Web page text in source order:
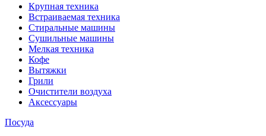
Крупная техника
Встраиваемая техника
Стиральные машины
Сушильные машины
Мелкая техника
Кофе
Вытяжки
Грили
Очистители воздуха
Аксессуары
Посуда